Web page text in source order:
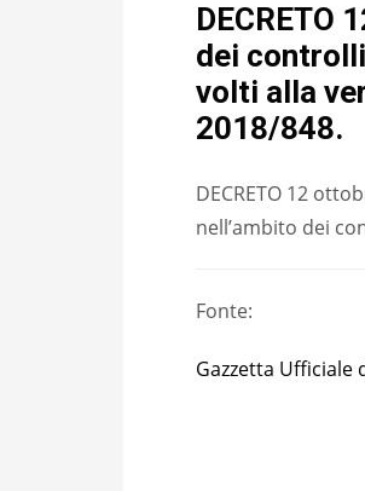
DECRETO
dei
volti alla
2018/848.
DECRETO 12
nell’ambito dei
Fonte:
Gazzetta Ufficiale